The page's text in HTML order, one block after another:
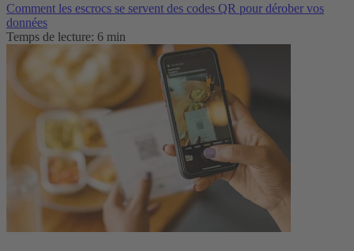
Comment les escrocs se servent des codes QR pour dérober vos
données
Temps de lecture: 6 min